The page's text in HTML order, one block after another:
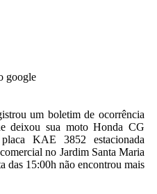
google
um boletim de ocorrência
deixou sua moto Honda CG
KAE 3852 estacionada
no Jardim Santa Maria
das 15:00h não encontrou mais